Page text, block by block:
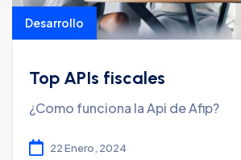
Desarrollo
Top APIs fiscales
¿Como funciona la Api de Afip?
22 Enero, 2024